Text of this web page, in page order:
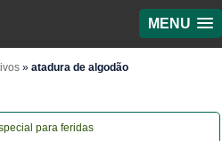
MENU
» atadura de algodão
para feridas